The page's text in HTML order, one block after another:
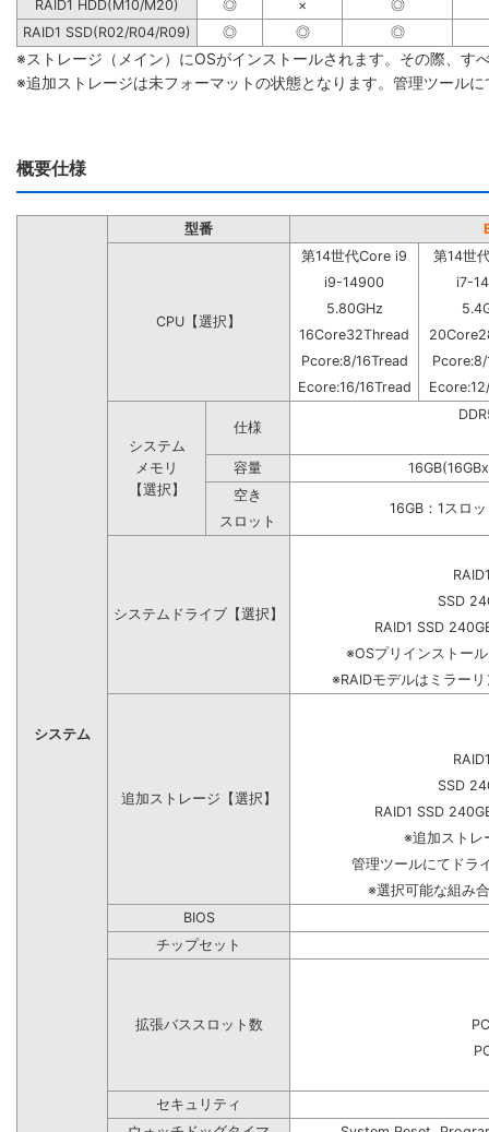
RAID1 HDD(M10/M20) ◎ ×
◎
RAID1 SSD(R02/R04/R09)
◎ ◎ ◎
※ストレージ（メイン）にOSがインストールされます。その際、す
※追加ストレージは未フォーマットの状態となります。管理ツール
概要仕様
システム
型番
CPU【選択】
第14世代Core i9
第14世
i9-14900
i7-
5.80GHz
16Core32Thread
Pcore:8/16Tread
Ecore:16/16Tread
システム
メモリ
【選択】
仕様
容量
空き
16GB：1スロ
スロット
システムドライブ【選択】
SSD
RAID1 SSD
※OSプリインストー
※RAIDモデルはミラー
追加ストレージ【選択】
SSD
RAID1 SSD
※追加ストレ
管理ツールにてドラ
※選択可能な組み
BIOS
チップセット
拡張バススロット数
セキュリティ